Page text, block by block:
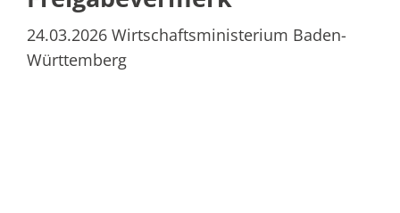
24.03.2026 Wirtschaftsministerium Baden-
Württemberg